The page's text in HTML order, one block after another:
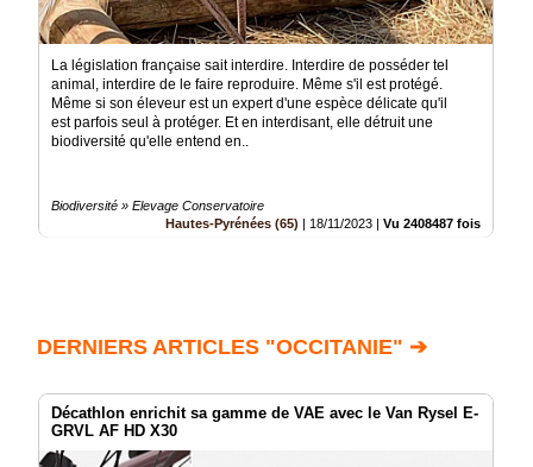
La législation française sait interdire. Interdire de posséder tel
animal, interdire de le faire reproduire. Même s'il est protégé.
Même si son éleveur est un expert d'une espèce délicate qu'il
est parfois seul à protéger. Et en interdisant, elle détruit une
biodiversité qu'elle entend en..
Biodiversité » Elevage Conservatoire
Hautes-Pyrénées (65) | 18/11/2023 | Vu 2408487 fois
DERNIERS ARTICLES "OCCITANIE" ➔
Décathlon enrichit sa gamme de VAE avec le Van Rysel E-
GRVL AF HD X30